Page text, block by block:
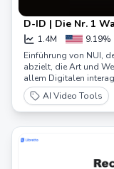
D-ID | Die Nr. 1
von KI-generierten
1.4M 9.19%
Einführung von NUI,
abzielt, die Art und
allem Digitalen
AI Video Tools